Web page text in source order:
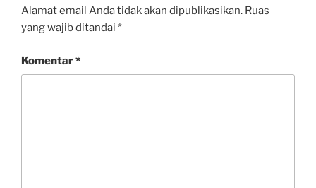
Alamat email Anda tidak akan dipublikasikan. Ruas
yang wajib ditandai *
Komentar*